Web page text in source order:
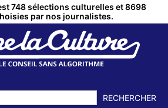
748 sélections culturelles et 8698
par nos journalistes.
RECHERCHER